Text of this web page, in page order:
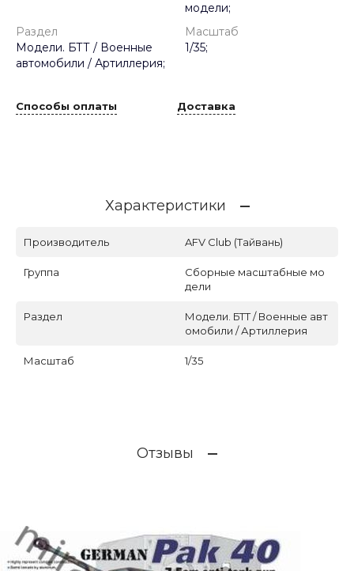
модели;
Раздел
Модели. БТТ / Военные
автомобили / Артиллерия;
Масштаб
1/35;
Способы оплаты Доставка
Характеристики
Производитель AFV Club (Тайвань)
Группа
Сборные масштабные мо
дели
Раздел
Модели. БТТ / Военные авт
омобили / Артиллерия
Масштаб 1/35
Отзывы